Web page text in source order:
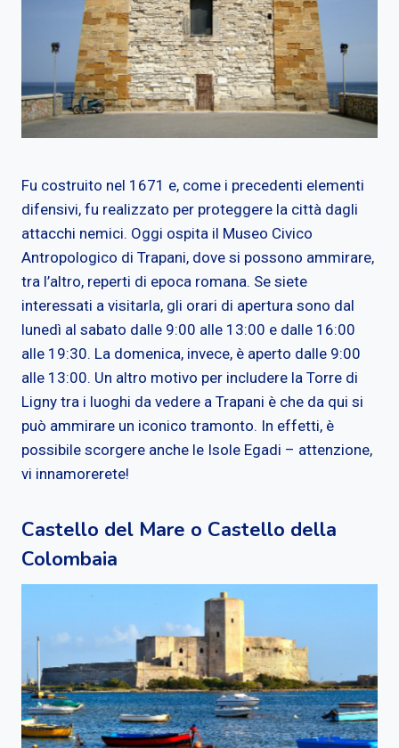
Fu costruito nel 1671 e, come i precedenti elementi
difensivi, fu realizzato per proteggere la città dagli
attacchi nemici. Oggi ospita il Museo Civico
Antropologico di Trapani, dove si possono ammirare,
tra l’altro, reperti di epoca romana. Se siete
interessati a visitarla, gli orari di apertura sono dal
lunedì al sabato dalle 9:00 alle 13:00 e dalle 16:00
alle 19:30. La domenica, invece, è aperto dalle 9:00
alle 13:00. Un altro motivo per includere la Torre di
Ligny tra i luoghi da vedere a Trapani è che da qui si
può ammirare un iconico tramonto. In effetti, è
possibile scorgere anche le Isole Egadi – attenzione,
vi innamorerete!
Castello del Mare o Castello della
Colombaia